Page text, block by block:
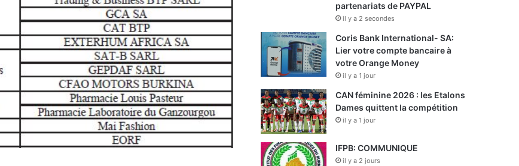
partenariats de PAYPAL
il y a 2 secondes
Coris Bank International- SA:
Lier votre compte bancaire à
votre Orange Money
il y a 1 jour
CAN féminine 2026 : les Etalons
Dames quittent la compétition
il y a 1 jour
IFPB: COMMUNIQUE
il y a 2 jours